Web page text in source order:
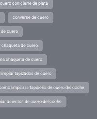
con cierre de plata
converse de cuero
cuero
chaqueta de cuero
chaqueta de cuero
tapizados de cuero
limpiar la tapiceria de cuero del coche
asientos de cuero del coche